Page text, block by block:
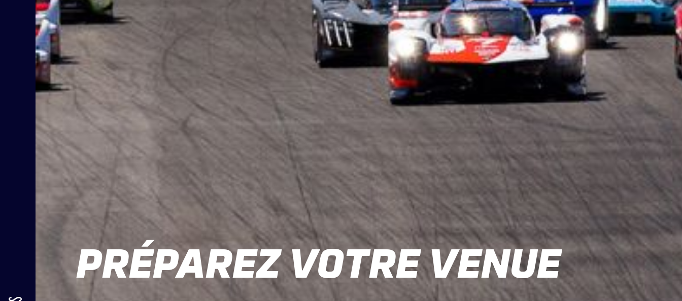
PRÉPAREZ VOTRE VENUE